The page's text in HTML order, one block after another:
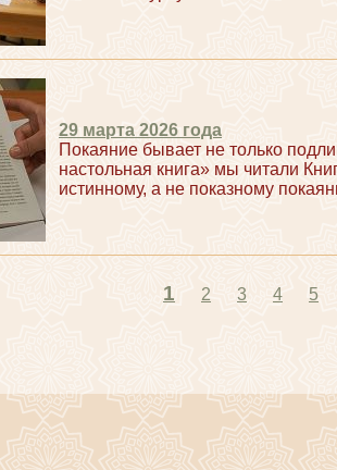
29 марта 2026 года
Покаяние бывает не только
настольная книга» мы читали
истинному, а не показному
1 2 3 4 5